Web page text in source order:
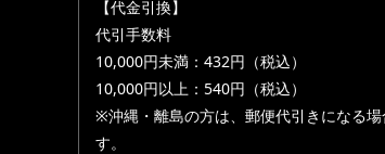
【代金引換】
代引手数料
10,000円未満：432円（税込）
10,000円以上：540円（税込）
※沖縄・離島の方は、郵便代引きになる場
す。